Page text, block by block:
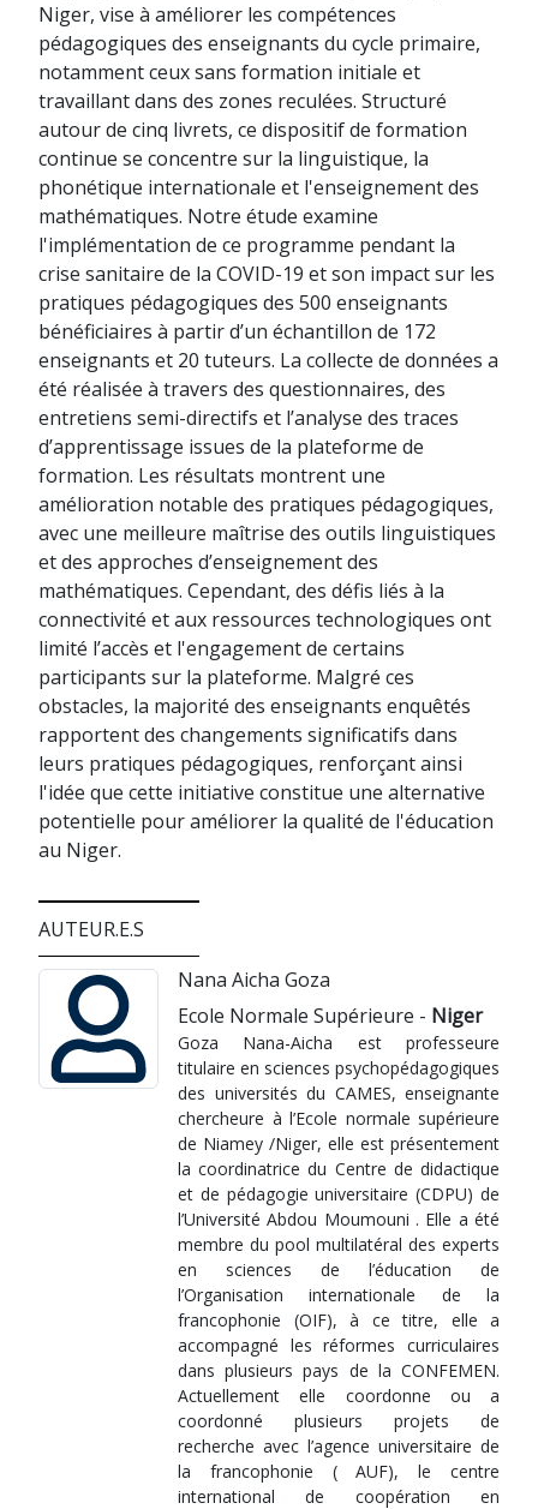
Niger, vise à améliorer les compétences
pédagogiques des enseignants du cycle primaire,
notamment ceux sans formation initiale et
travaillant dans des zones reculées. Structuré
autour de cinq livrets, ce dispositif de formation
continue se concentre sur la linguistique, la
phonétique internationale et l'enseignement des
mathématiques. Notre étude examine
l'implémentation de ce programme pendant la
crise sanitaire de la COVID-19 et son impact sur les
pratiques pédagogiques des 500 enseignants
bénéficiaires à partir d’un échantillon de 172
enseignants et 20 tuteurs. La collecte de données a
été réalisée à travers des questionnaires, des
entretiens semi-directifs et l’analyse des traces
d’apprentissage issues de la plateforme de
formation. Les résultats montrent une
amélioration notable des pratiques pédagogiques,
avec une meilleure maîtrise des outils linguistiques
et des approches d’enseignement des
mathématiques. Cependant, des défis liés à la
connectivité et aux ressources technologiques ont
limité l’accès et l'engagement de certains
participants sur la plateforme. Malgré ces
obstacles, la majorité des enseignants enquêtés
rapportent des changements significatifs dans
leurs pratiques pédagogiques, renforçant ainsi
l'idée que cette initiative constitue une alternative
potentielle pour améliorer la qualité de l'éducation
au Niger.
AUTEUR.E.S
Nana Aicha Goza
Ecole Normale Supérieure - Niger
Goza Nana-Aicha est professeure
titulaire en sciences psychopédagogiques
des universités du CAMES, enseignante
chercheure à l’Ecole normale supérieure
de Niamey /Niger, elle est présentement
la coordinatrice du Centre de didactique
et de pédagogie universitaire (CDPU) de
l’Université Abdou Moumouni . Elle a été
membre du pool multilatéral des experts
en sciences de l’éducation de
l’Organisation internationale de la
francophonie (OIF), à ce titre, elle a
accompagné les réformes curriculaires
dans plusieurs pays de la CONFEMEN.
Actuellement elle coordonne ou a
coordonné plusieurs projets de
recherche avec l’agence universitaire de
la francophonie ( AUF), le centre
international de coopération en